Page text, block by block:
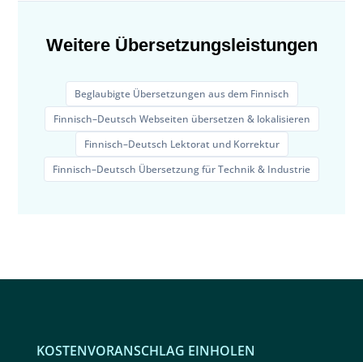
Weitere Übersetzungsleistungen
Beglaubigte Übersetzungen aus dem Finnisch
Finnisch–Deutsch Webseiten übersetzen & lokalisieren
Finnisch–Deutsch Lektorat und Korrektur
Finnisch–Deutsch Übersetzung für Technik & Industrie
KOSTENVORANSCHLAG EINHOLEN